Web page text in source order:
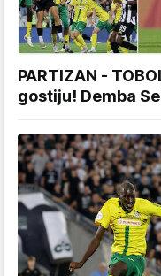
PARTIZAN -
gostiju! Demba